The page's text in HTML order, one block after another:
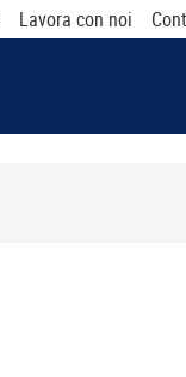
Lavora con noi